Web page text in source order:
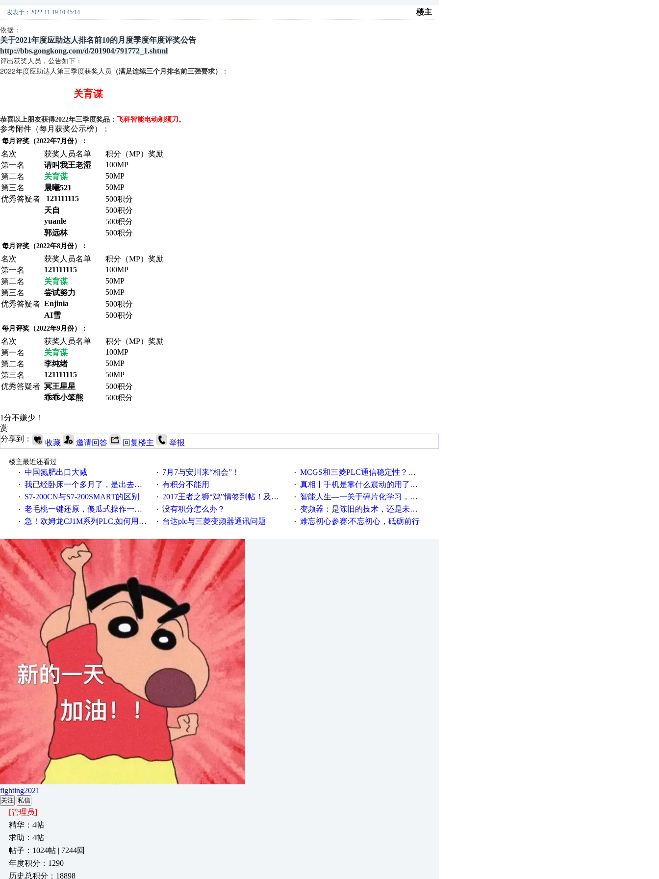
发表于：2022-11-19 10:45:14 楼主
依据：
关于2021年度应助达人排名前10的月度季度年度评奖公告
http://bbs.gongkong.com/d/201904/791772_1.shtml
评出获奖人员，公告如下：
2022年度应助达人第三季度获奖人员 （满足连续三个月排名前三强要求） ：
关育谋
恭喜以上朋友获得2022年三季度奖品： 飞科智能电动剃须刀。
参考附件（每月获奖公示榜）：
每月评奖（2022年7月份）：
名次 获奖人员名单
积分（MP）奖励
第一名
请叫我王老湿
100MP
第二名
关育谋
50MP
第三名
晨曦521
50MP
优秀答疑者
121111115
500积分
天自
500积分
yuanle
500积分
郭远林
500积分
每月评奖（2022年8月份）：
名次 获奖人员名单
积分（MP）奖励
第一名
121111115
100MP
第二名
关育谋
50MP
第三名
尝试努力
50MP
优秀答疑者 Enjinia
500积分
AI雪
500积分
每月评奖（2022年9月份）：
名次 获奖人员名单
积分（MP）奖励
第一名
关育谋
100MP
第二名
李纯绪
50MP
第三名
121111115
50MP
优秀答疑者 冥王星星
500积分
乖乖小笨熊
500积分
1分不嫌少！
赏
分享到：
收藏 邀请回答 回复楼主 举报
楼主最近还看过
· 中国氮肥出口大减 · 7月7与安川来“相会”！ · MCGS和三菱PLC通信稳定性？？？
· 我已经卧床一个多月了，是出去安装机械手在高速遭遇车祸所致:大家工作都要特别注意啊 · 有积分不能用 · 真相丨手机是靠什么震动的用了这么多年才知道！
· S7-200CN与S7-200SMART的区别 · 2017王者之狮“鸡”情签到帖！及时更新在线研讨会预告 · 智能人生—一关于碎片化学习，看这一篇就够了！
· 老毛桃一键还原，傻瓜式操作一键轻松备份还原；程序为向导式安装，一键即可实现自动备份或还原系统。 · 没有积分怎么办？ · 变频器：是陈旧的技术，还是未来的幕后英雄？
· 急！欧姆龙CJ1M系列PLC,如何用时间控制变频器。要求时间在组态王中可以自由输入！拜托各位大神了！ · 台达plc与三菱变频器通讯问题 · 难忘初心参赛:不忘初心，砥砺前行
fighting2021
关注 私信
[管理员]
精华：4帖
求助：4帖
帖子：1024帖 | 7244回
年度积分：1290
历史总积分：18898